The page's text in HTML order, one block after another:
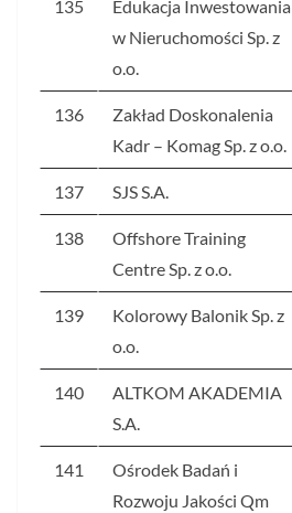
135
Edukacja Inwestowania
w Nieruchomości Sp. z
o.o.
136
Zakład Doskonalenia
Kadr – Komag Sp. z o.o.
137 SJS S.A.
138
Offshore Training
Centre Sp. z o.o.
139
Kolorowy Balonik Sp. z
o.o.
140
ALTKOM AKADEMIA
S.A.
141
Ośrodek Badań i
Rozwoju Jakości Qm